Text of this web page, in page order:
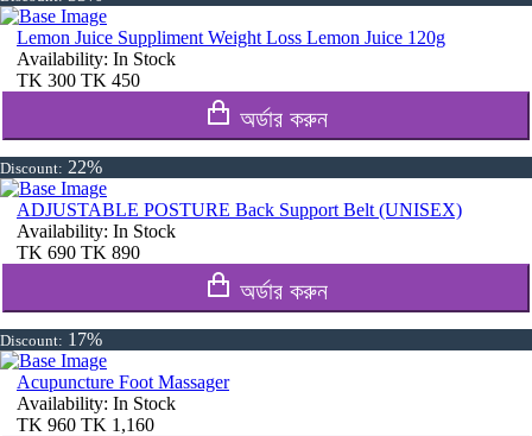
Lemon Juice Suppliment Weight Loss Lemon Juice 120g
Availability: In Stock
TK 300 TK 450
অর্ডার করুন
Discount: 22%
ADJUSTABLE POSTURE Back Support Belt (UNISEX)
Availability: In Stock
TK 690 TK 890
অর্ডার করুন
Discount: 17%
Acupuncture Foot Massager
Availability: In Stock
TK 960 TK 1,160